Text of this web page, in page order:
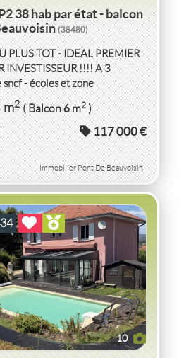
38 hab par état - balcon
(38480)
PLUS TOT - IDEAL PREMIER
INVESTISSEUR !!!! A 3
- écoles et zone
au calme dans jolie
m2 ( Balcon6m2)
117 000 €
Immobilier Pont De Beauvoisin
10
HAB - PISINE - TERRAIN 819
DE BEAUVOISIN(38480)
- TERRAIN 819 M² LE PONT DE
BEAUVOISIN
-127m2 ( Terrain819m2)